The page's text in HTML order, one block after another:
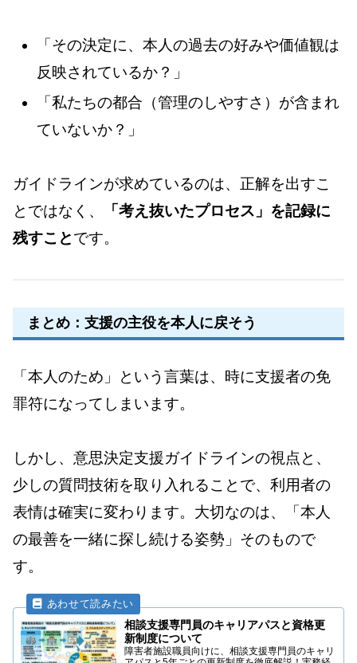
「その決定に、本人の過去の好みや価値観は
反映されているか？」
「私たちの都合（管理のしやすさ）が含まれ
ていないか？」
ガイドラインが求めているのは、正解を出すこ
とではなく、
「考え抜いたプロセス」を記録に
残すことです。
まとめ：支援の主役を本人に戻そう
「本人のため」という言葉は、時に支援者の免
罪符になってしまいます。
しかし、意思決定支援ガイドラインの視点と、
少しの質問技術を取り入れることで、利用者の
表情は確実に変わります。大切なのは、「本人
の最善を一緒に探し続ける姿勢」そのもので
す。
相談支援専門員のキャリアパスと資格更
新制度について
障害者施設職員向けに、相談支援専門員のキャリ